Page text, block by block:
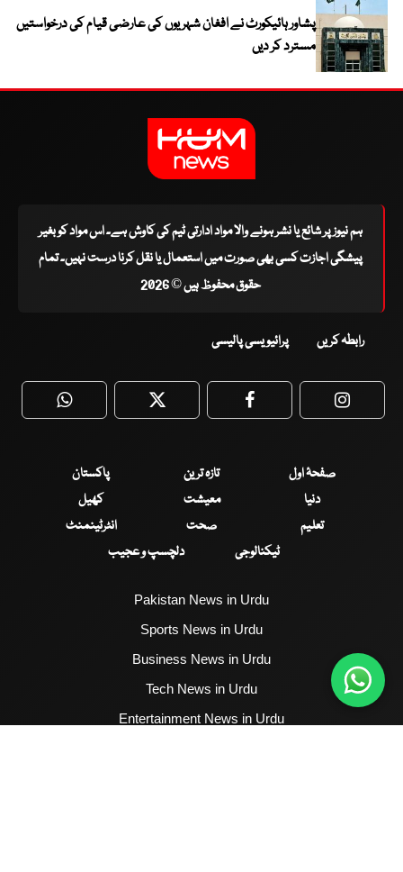
پشاور ہائیکورٹ نے افغان شہریوں کی عارضی قیام کی درخواستیں
مسترد کر دیں
ہم نیوز پر شائع یا نشر ہونے والا مواد ادارتی ٹیم کی کاوش ہے۔ اس مواد کو بغیر
پیشگی اجازت کسی بھی صورت میں استعمال یا نقل کرنا درست نہیں۔ تمام
حقوق محفوظ ہیں © 2026
رابطہ کریں پرائیویسی پالیسی
WhatsApp Twitter Facebook
صفحۂ اول تازہ ترین
پاکستان
دنیا
معیشت
کھیل
تعلیم
صحت
انٹرٹینمنٹ
ٹیکنالوجی
دلچسپ و عجیب
Pakistan News in Urdu
Sports News in Urdu
Business News in Urdu
Tech News in Urdu
Entertainment News in Urdu